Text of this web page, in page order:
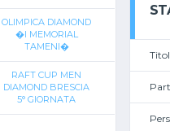
OLIMPICA DIAMOND
�I MEMORIAL
TAMENI�
RAFT CUP MEN
DIAMOND BRESCIA
5° GIORNATA